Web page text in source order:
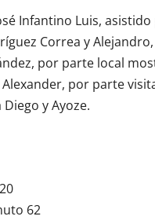
Infantino Luis,
Correa y Alejandro,
por parte local
por parte
y Ayoze.
62